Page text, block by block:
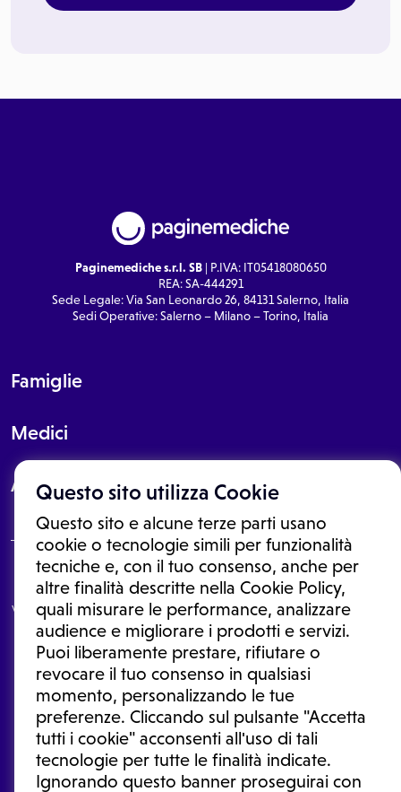
Questo sito utilizza Cookie
Questo sito e alcune terze parti usano
cookie o tecnologie simili per funzionalità
tecniche e, con il tuo consenso, anche per
altre finalità descritte nella Cookie Policy,
quali misurare le performance, analizzare
audience e migliorare i prodotti e servizi.
Puoi liberamente prestare, rifiutare o
revocare il tuo consenso in qualsiasi
momento, personalizzando le tue
preferenze. Cliccando sul pulsante "Accetta
tutti i cookie" acconsenti all'uso di tali
tecnologie per tutte le finalità indicate.
Ignorando questo banner proseguirai con
Paginemediche s.r.l. SB| P.IVA: IT05418080650
REA: SA-444291
Sede Legale: Via San Leonardo 26, 84131 Salerno, Italia
Sedi Operative: Salerno – Milano – Torino, Italia
Famiglie
Medici
About
Le informazioni proposte in questo sito non sono un consulto medico.
In nessun caso, queste informazioni sostituiscono un consulto, una
visita o una diagnosi formulata dal medico. Non si devono considerare
le informazioni disponibili come suggerimenti per la formulazione di
una diagnosi, la determinazione di un trattamento o l'assunzione o
sospensione di un farmaco senza prima consultare un medico di
medicina generale o uno specialista.
Condizioni di utilizzo|Privacy Policy |Gestione cookie
Ⓒ 2026 | Tutti i diritti riservati.